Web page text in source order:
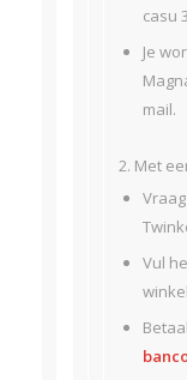
casu
Je
mail.
2. Met
Vul